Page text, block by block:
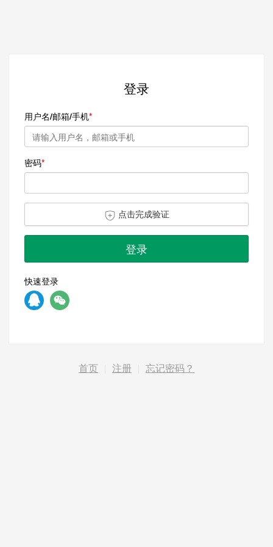
登录
用户名/邮箱/手机
密码
点击完成验证
登录
快速登录
首页 注册 忘记密码？